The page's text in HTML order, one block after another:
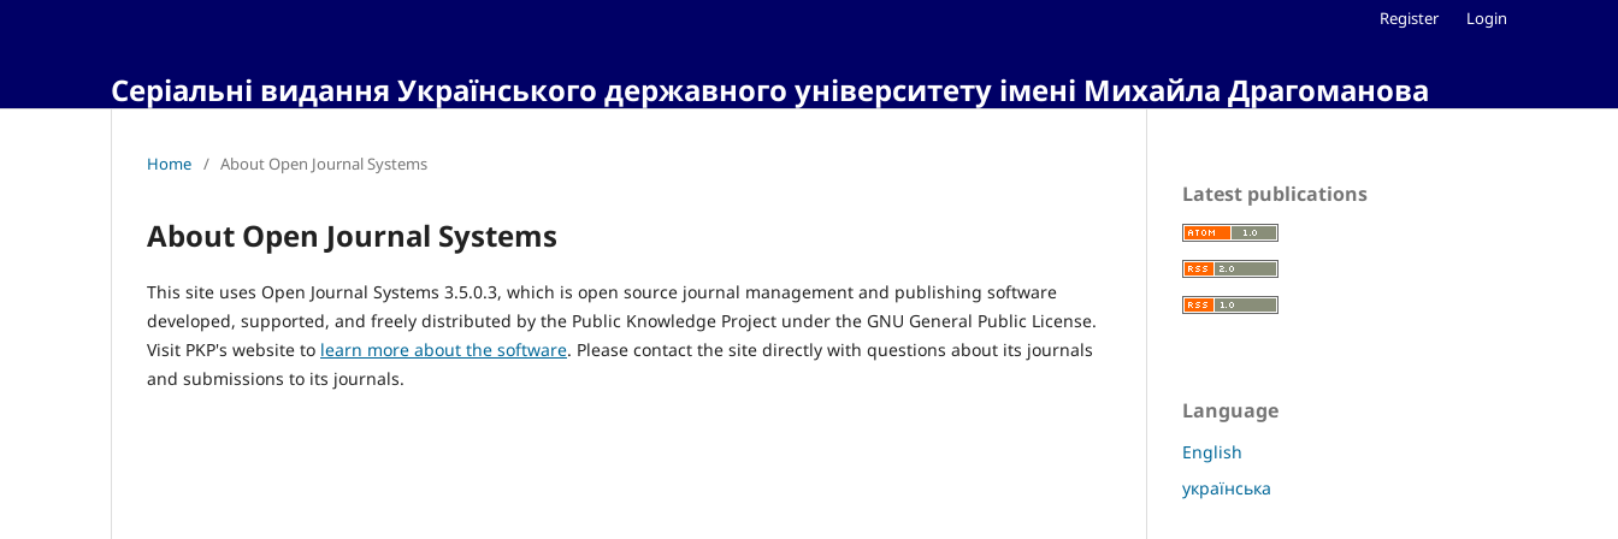
Серіальні видання Українського державного університету імені Михайла Драгоманова
Register Login
Home / About Open Journal Systems
About Open Journal Systems
This site uses Open Journal Systems 3.5.0.3, which is open source journal management and publishing software
developed, supported, and freely distributed by the Public Knowledge Project under the GNU General Public License.
Visit PKP's website to learn more about the software. Please contact the site directly with questions about its journals
and submissions to its journals.
Latest publications
Language
English
українська